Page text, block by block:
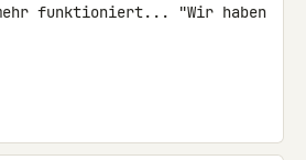
funktioniert... "Wir haben